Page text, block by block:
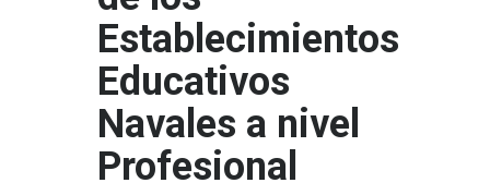
Establecimientos
Educativos
Navales a nivel
Profesional